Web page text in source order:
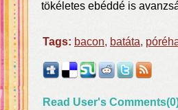
tökéletes ebéddé is
Tags: bacon, batáta,
Read User's